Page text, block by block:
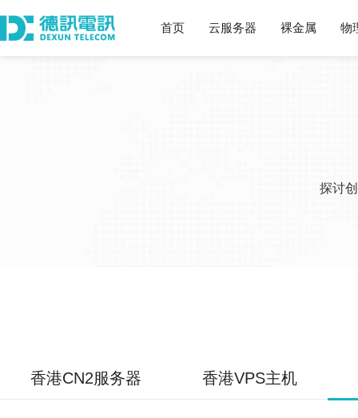
首页 云服务器 裸金属 物
探讨
香港CN2服务器 香港VPS主机